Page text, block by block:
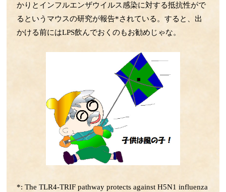
第46回 腸の中のLPSの話
第45回 サーカディアンリズムの話
第44回 お酒とマイクログリアの話
第43回 LPS受容体TLR4の話
第41回 心臓と腎臓の関係の話
第40回 小脳の話
第39回 肌とHSPの話
第38回 運動の話
第37回 傷の治りの話
第36回 筋肉の話
第34回 歯周病菌の話
かりとインフルエンザウイルス感染に対する抵抗性がで
るというマウスの研究が報告*されている。すると、出
かける前にはLPS飲んでおくのもお勧めじゃな。
*: The TLR4-TRIF pathway protects against H5N1 influenza